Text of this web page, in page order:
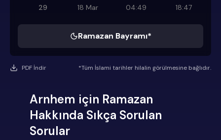
29
18 Mar 04:49 18:47
Ramazan Bayramı*
PDF İndir *Tüm İslami tarihler hilalin görülmesine bağlıdır.
Arnhem için Ramazan
Hakkında Sıkça Sorulan
Sorular